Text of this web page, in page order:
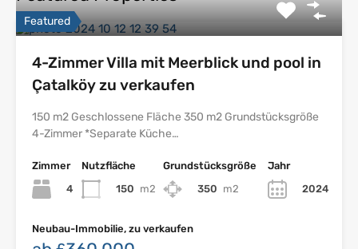
Featured
4-Zimmer Villa mit Meerblick und pool in
Çatalköy zu verkaufen
150 m2 Geschlossene Fläche 350 m2 Grundstücksgröße
4-Zimmer *Separate Küche…
Zimmer
4
Nutzfläche
150 m2
Grundstücksgröße
350 m2
Jahr
2024
Neubau-Immobilie, zu verkaufen